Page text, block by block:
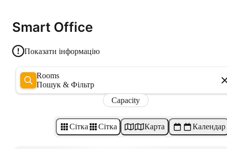
Smart Office
Показати інформацію
Rooms
Пошук & Фільтр
Capacity
Сітка Сітка Карта Календар